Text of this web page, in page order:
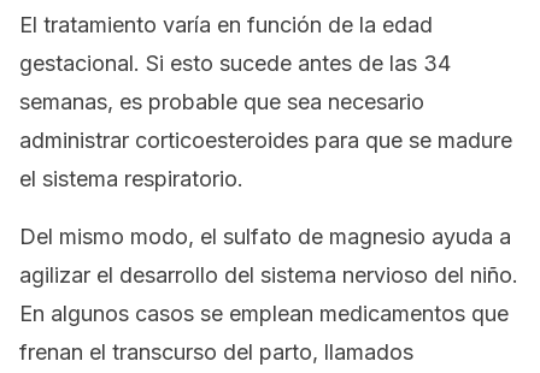
El tratamiento varía en función de la edad
gestacional. Si esto sucede antes de las 34
semanas, es probable que sea necesario
administrar corticoesteroides para que se madure
el sistema respiratorio.
Del mismo modo, el sulfato de magnesio ayuda a
agilizar el desarrollo del sistema nervioso del niño.
En algunos casos se emplean medicamentos que
frenan el transcurso del parto, llamados